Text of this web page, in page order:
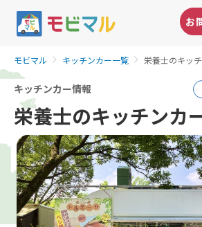
お
モビマル キッチンカー一覧 栄養士のキッ
キッチンカー情報
栄養士のキッチンカ